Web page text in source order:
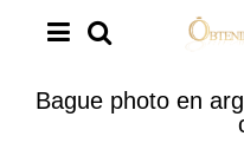
Bague photo en